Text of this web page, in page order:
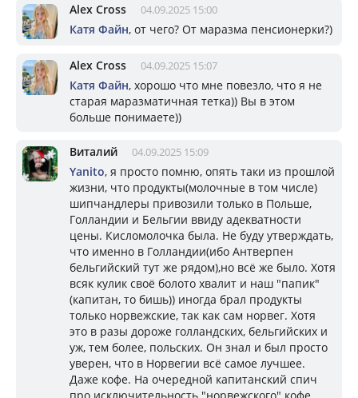
Alex Cross 04.09.2025 15:00
Катя Файн, от чего? От маразма пенсионерки?)
Alex Cross 04.09.2025 15:07
Катя Файн, хорошо что мне повезло, что я не
старая маразматичная тетка)) Вы в этом
больше понимаете))
Виталий 04.09.2025 15:09
Yanito, я просто помню, опять таки из прошлой
жизни, что продукты(молочные в том числе)
шипчандлеры привозили только в Польше,
Голландии и Бельгии ввиду адекватности
цены. Кисломолочка была. Не буду утверждать,
что именно в Голландии(ибо Антверпен
бельгийский тут же рядом),но всё же было. Хотя
всяк кулик своё болото хвалит и наш "папик"
(капитан, то бишь)) иногда брал продукты
только норвежские, так как сам норвег. Хотя
это в разы дороже голландских, бельгийских и
уж, тем более, польских. Он знал и был просто
уверен, что в Норвегии всё самое лучшее.
Даже кофе. На очередной капитанский спич